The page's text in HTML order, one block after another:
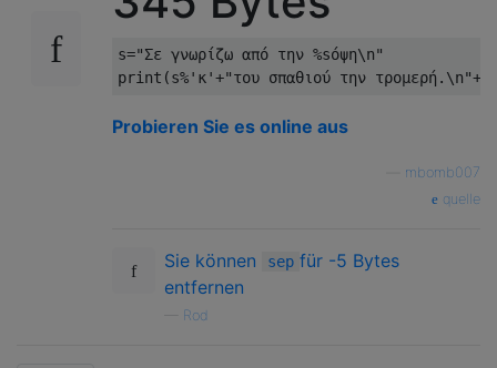
s="Σε γνωρίζω από την %sόψη\n"
print (s%'κ'+"του σπαθιού την τρομερή.\n"+
Probieren Sie es online aus
mbomb007
quelle
Sie können sep für -5 Bytes
entfernen
Rod